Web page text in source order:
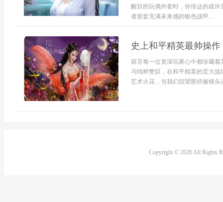
醒目的玩偶外套时，你传达的或
者那套充满未来感的银色战甲...
史上和平精英最帅操
前言每一位资深玩家心中都珍藏
与纯粹赞叹，在和平精英的宏大
艺术火花，当我们回望那些被镜
Copyright © 2026 All Rights